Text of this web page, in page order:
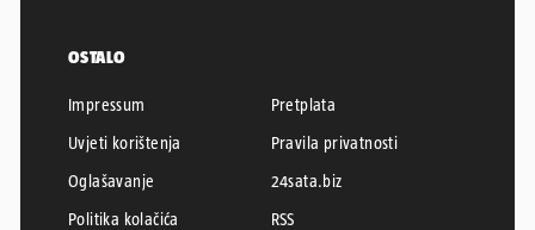
OSTALO
Impressum
Pretplata
Uvjeti korištenja
Pravila privatnosti
Oglašavanje
24sata.biz
Politika kolačića
RSS